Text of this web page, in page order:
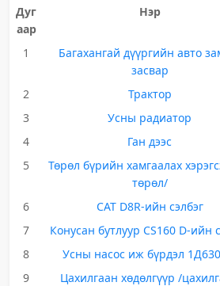
Дуг
аар
Нэр
1
Багахангай дүүргийн авто
засвар
2 Трактор
3
Усны радиатор
4
Ган дээс
5
Төрөл бүрийн хамгаалах
төрөл/
6 САТ D8R-ийн сэлбэг
7
Конусан бутлуур СS160 D-ийн
8
Усны насос иж бүрдэл
9
Цахилгаан хөдөлгүүр /